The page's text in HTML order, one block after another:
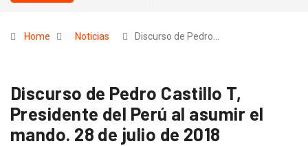
Home Noticias Discurso de Pedro…
Discurso de Pedro Castillo T,
Presidente del Perú al asumir el
mando. 28 de julio de 2018